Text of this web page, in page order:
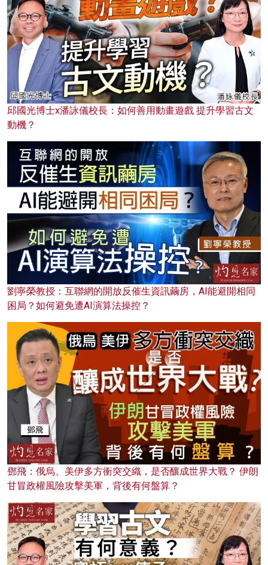
邱國光博士x潘詠儀校長：如何善用動畫遊戲 提升學習古文
動機？
劉寧榮教授：互聯網的開放反催生資訊繭房，AI能避開相同
困局？如何避免遭AI演算法操控？
鄧飛：俄烏、美伊多方衝突交織，是否釀成世界大戰？ 伊朗
甘冒政權風險攻擊美軍，背後有何盤算？